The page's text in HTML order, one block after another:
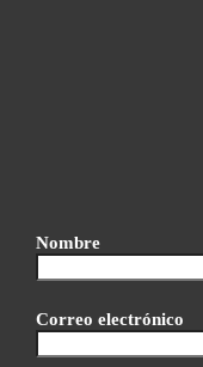
Nombre
Correo electrónico